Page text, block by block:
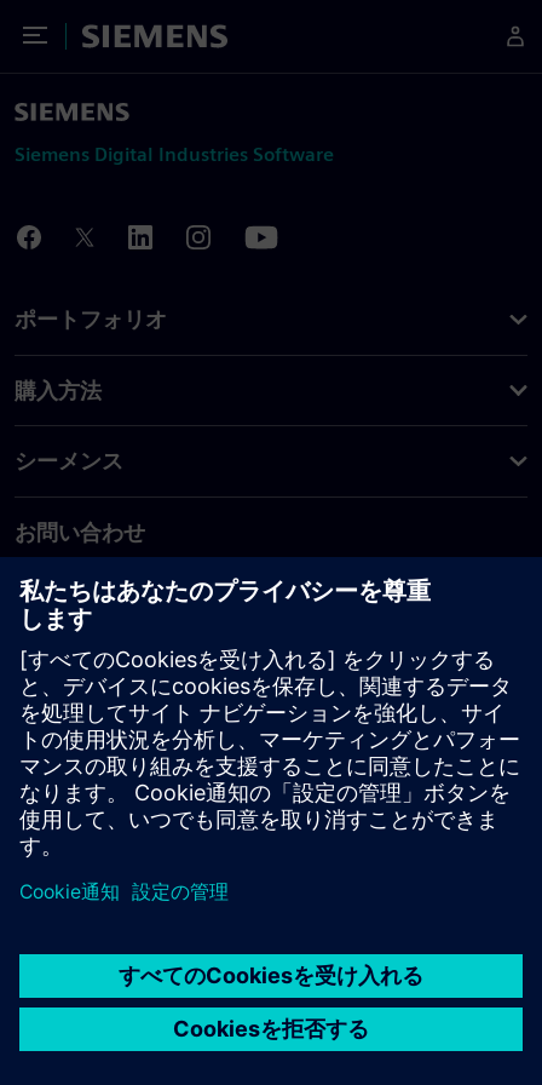
Toggle Menu
Siemens
Siemens Digital Industries Software
ポートフォリオ
購入方法
シーメンス
お問い合わせ
PLM製品のお問い合わせ
EDA製品のお問い合わせ
世界各地の事業拠点
サポート・センター
ご意見・ご要望
違法コピーの連絡先
© Siemens2026
タル・ミレニアム著作権法 (DMCA)
内部通報